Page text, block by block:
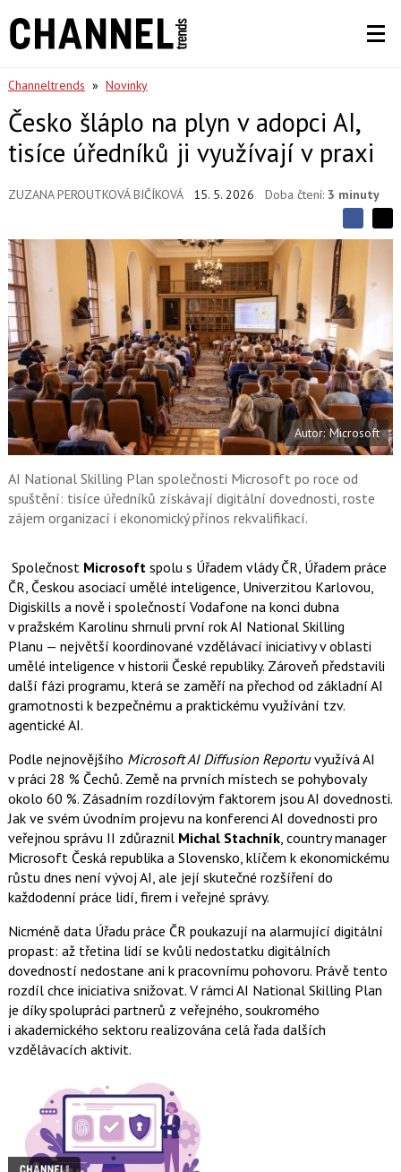
Channeltrends » Novinky
Česko šláplo na plyn v adopci AI,
tisíce úředníků ji využívají v praxi
ZUZANA PEROUTKOVÁ BIČÍKOVÁ 15. 5. 2026 Doba čtení: 3 minuty
S
d
l
e
t
S
j
t
e
a
F
a
c
e
b
o
o
k
u
a
s
í
t
i
X
Autor: Microsoft
AI National Skilling Plan společnosti Microsoft po roce od
spuštění: tisíce úředníků získávají digitální dovednosti, roste
zájem organizací i ekonomický přínos rekvalifikací.
Společnost Microsoftspolu s Úřadem vlády ČR, Úřadem práce
ČR, Českou asociací umělé inteligence, Univerzitou Karlovou,
Digiskills a nově i společností Vodafone na konci dubna
v pražském Karolinu shrnuli první rok AI National Skilling
Planu — největší koordinované vzdělávací iniciativy v oblasti
umělé inteligence v historii České republiky. Zároveň představili
další fázi programu, která se zaměří na přechod od základní AI
gramotnosti k bezpečnému a praktickému využívání tzv.
agentické AI.
Podle nejnovějšího Microsoft AI Diffusion Reportuvyužívá AI
v práci 28 % Čechů. Země na prvních místech se pohybovaly
okolo 60 %. Zásadním rozdílovým faktorem jsou AI dovednosti.
Jak ve svém úvodním projevu na konferenci AI dovednosti pro
veřejnou správu II zdůraznil Michal Stachník, country manager
Microsoft Česká republika a Slovensko, klíčem k ekonomickému
růstu dnes není vývoj AI, ale její skutečné rozšíření do
každodenní práce lidí, firem i veřejné správy.
Nicméně data Úřadu práce ČR poukazují na alarmující digitální
propast: až třetina lidí se kvůli nedostatku digitálních
dovedností nedostane ani k pracovnímu pohovoru. Právě tento
rozdíl chce iniciativa snižovat. V rámci AI National Skilling Plan
je díky spolupráci partnerů z veřejného, soukromého
i akademického sektoru realizována celá řada dalších
vzdělávacích aktivit.